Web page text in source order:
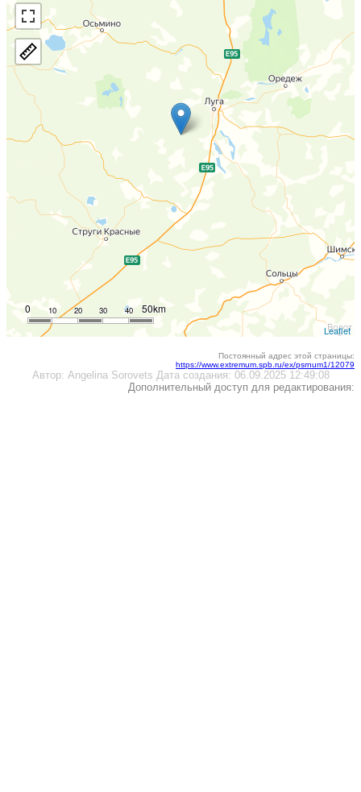
10
0 20 30 40 50km
Leaflet
Постоянный адрес этой страницы:
https://www.extremum.spb.ru/ex/psrnum1/12079
Автор: Angelina Sorovets Дата создания: 06.09.2025 12:49:08
Дополнительный доступ для редактирования: